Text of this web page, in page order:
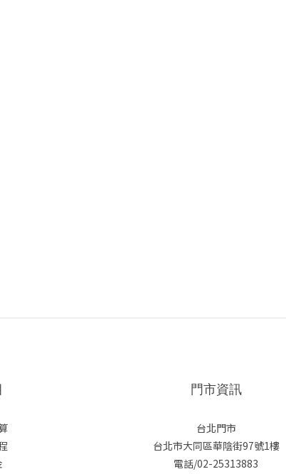
門市資訊
台北門市
台北市大同區華陰街97號1樓
電話/02-25313883